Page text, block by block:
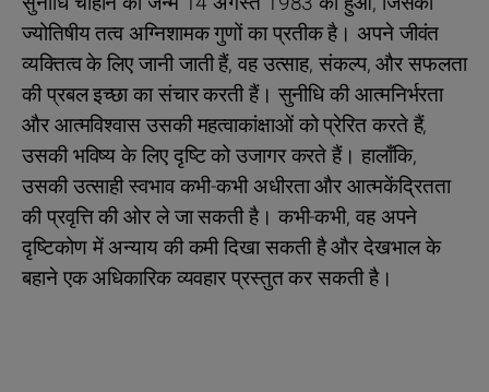
ज्योतिषीय तत्व अग्निशामक गुणों का प्रतीक है। अपने जीवंत
व्यक्तित्व के लिए जानी जाती हैं, वह उत्साह, संकल्प, और सफलता
की प्रबल इच्छा का संचार करती हैं। सुनीधि की आत्मनिर्भरता
और आत्मविश्वास उसकी महत्वाकांक्षाओं को प्रेरित करते हैं,
उसकी भविष्य के लिए दृष्टि को उजागर करते हैं। हालाँकि,
उसकी उत्साही स्वभाव कभी-कभी अधीरता और आत्मकेंद्रितता
की प्रवृत्ति की ओर ले जा सकती है। कभी-कभी, वह अपने
दृष्टिकोण में अन्याय की कमी दिखा सकती है और देखभाल के
बहाने एक अधिकारिक व्यवहार प्रस्तुत कर सकती है।